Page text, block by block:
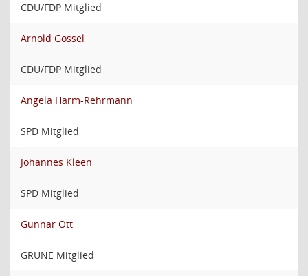
CDU/FDP Mitglied
Arnold Gossel
CDU/FDP Mitglied
Angela Harm-Rehrmann
SPD Mitglied
Johannes Kleen
SPD Mitglied
Gunnar Ott
GRÜNE Mitglied